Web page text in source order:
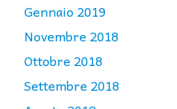
Gennaio 2019
Novembre 2018
Ottobre 2018
Settembre 2018